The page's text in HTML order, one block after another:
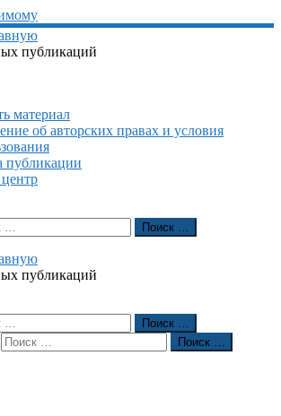
публикаций
материал
об авторских правах и условия
публикации
Поиск …
публикаций
Поиск …
Поиск …